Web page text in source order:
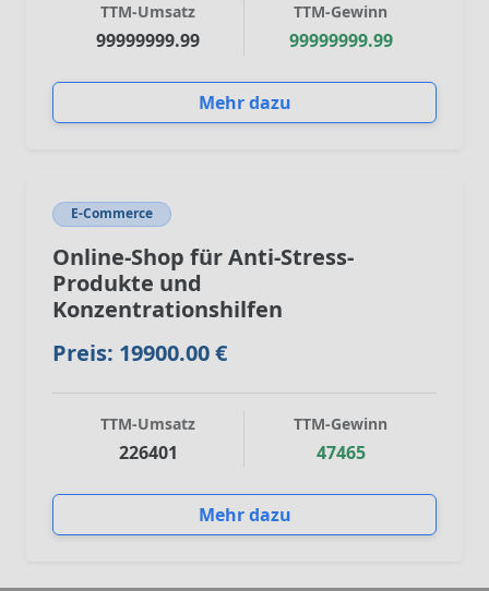
TTM-Umsatz
99999999.99
TTM-Gewinn
99999999.99
Mehr dazu
E-Commerce
Online-Shop für Anti-Stress-
Produkte und
Konzentrationshilfen
Preis: 19900.00 €
TTM-Umsatz
226401
TTM-Gewinn
47465
Mehr dazu